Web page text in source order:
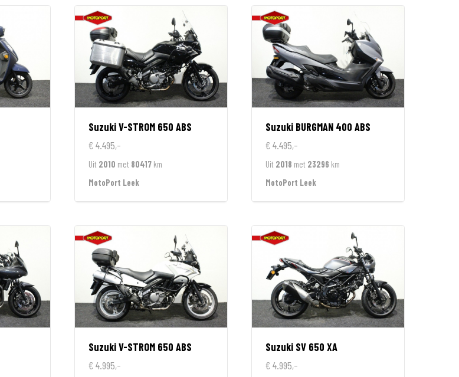
SuzukiV-STROM 650 ABS
€ 4.495,-
Uit 2010 met 80417km
MotoPort Leek
Suzuki BURGMAN 400 ABS
€ 4.495,-
Uit 2018 met 23296 km
MotoPort Leek
SuzukiV-STROM 650 ABS
€ 4.995,-
Suzuki SV 650 XA
€ 4.995,-